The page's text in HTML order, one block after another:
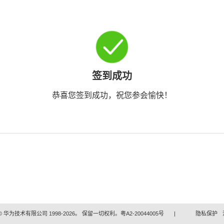
签到成功
恭喜您签到成功，祝您参会愉快！
华为技术有限公司 1998-2026。 保留一切权利。粤A2-20044005号 | 隐私保护